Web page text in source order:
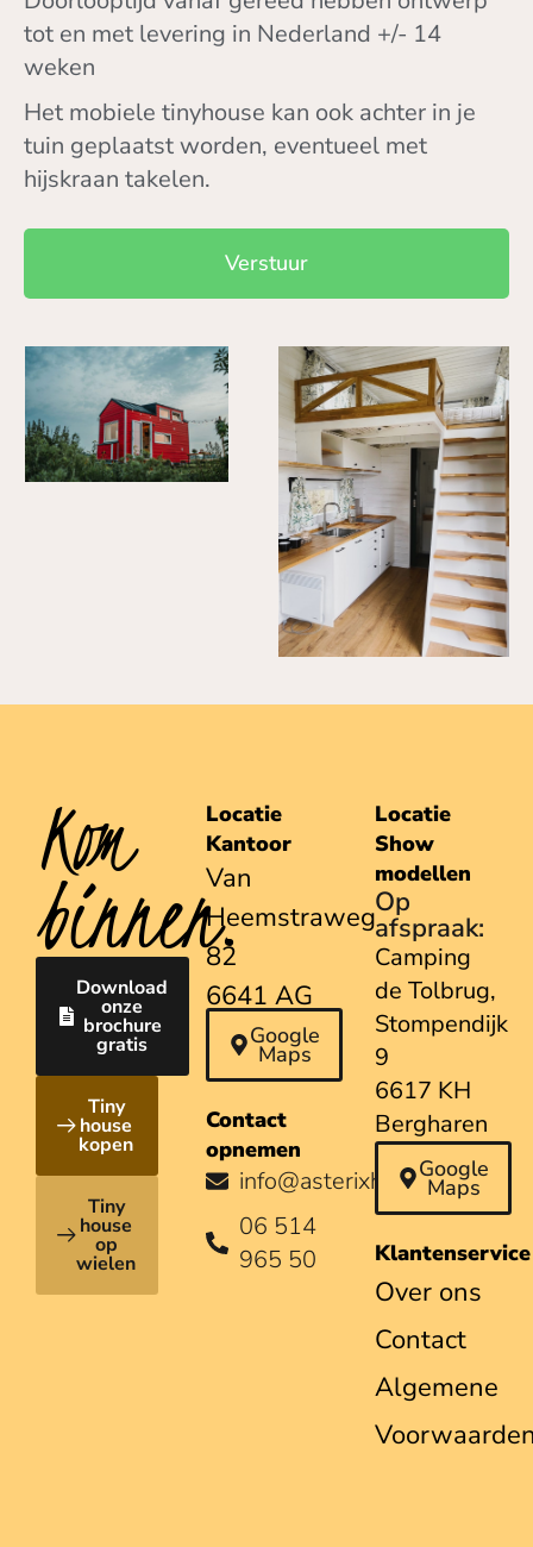
tot en met levering in Nederland +/- 14
weken
Het mobiele tinyhouse kan ook achter in je
tuin geplaatst worden, eventueel met
hijskraan takelen.
Verstuur
Kom
binnen.
Download
onze
brochure
gratis
Tiny
house
kopen
Tiny
house
op
wielen
Locatie
Kantoor
Van
Heemstraweg
82
6641 AG
Beuningen
Google
Maps
Contact
opnemen
info@asterixhouses.nl
06 514
965 50
Locatie
Show
modellen
Op
afspraak:
Camping
de Tolbrug,
Stompendijk
9
6617 KH
Bergharen
Google
Maps
Klantenservice
Over ons
Contact
Algemene